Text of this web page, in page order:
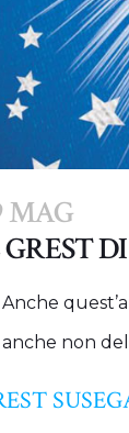
MAG
Anche
anche non